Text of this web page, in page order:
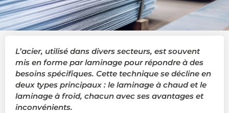
L’acier, utilisé dans divers secteurs, est souvent
mis en forme par laminage pour répondre à des
besoins spécifiques. Cette technique se décline en
deux types principaux : le laminage à chaud et le
laminage à froid, chacun avec ses avantages et
inconvénients.